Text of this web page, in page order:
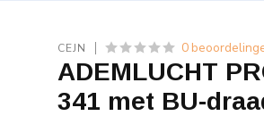
CEJN 0
ADEMLUCHT
341 met BU-